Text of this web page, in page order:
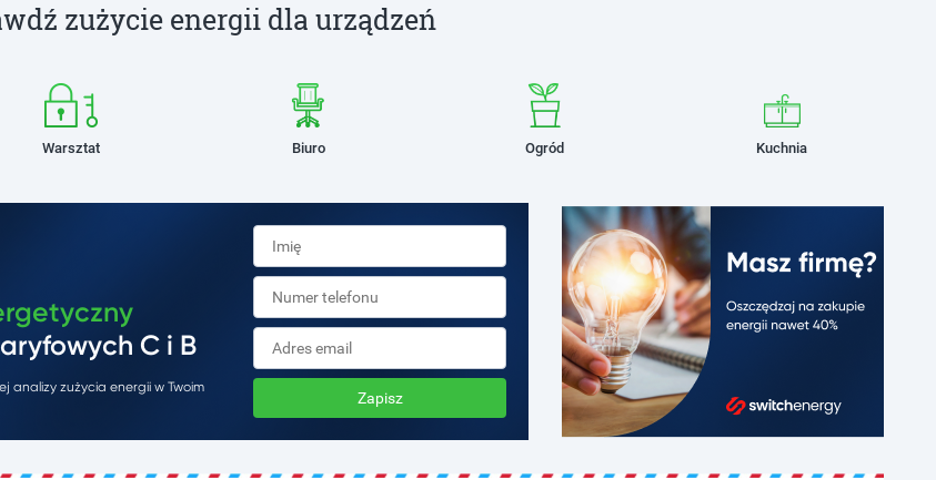
zużycie energii dla urządzeń
Warsztat Biuro Ogród Kuchnia
C i B
analizy zużycia energii w Twoim
Zapisz